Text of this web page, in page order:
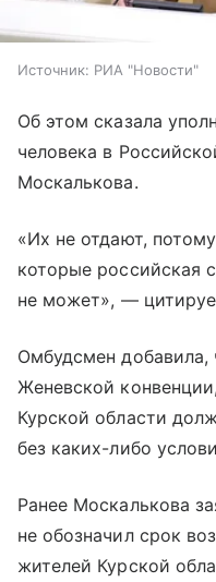
Источник: РИА "Новости"
Об этом сказала
человека в
Москалькова.
«Их не отдают,
которые российская
не может», —
Омбудсмен добавила,
Женевской
Курской области
без каких-либо
Ранее Москалькова
не обозначил срок
жителей Курской